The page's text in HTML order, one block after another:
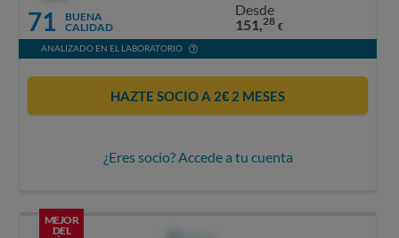
71
BUENA
CALIDAD
Desde
151,28 €
ANALIZADO EN EL LABORATORIO
HAZTE SOCIO A 2€ 2 MESES
¿Eres socio? Accede a tu cuenta
MEJOR
DEL